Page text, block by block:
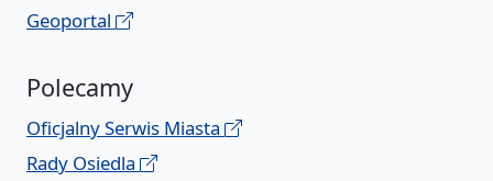
Geoportal
Polecamy
Oficjalny Serwis Miasta
Rady Osiedla